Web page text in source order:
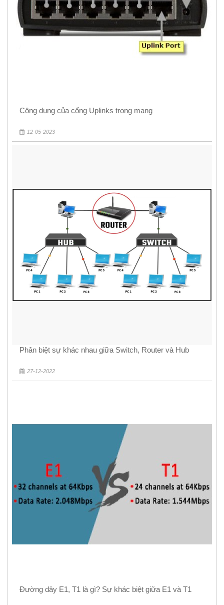
Công dụng của cổng Uplinks trong mạng
12-05-2023
Phân biệt sự khác nhau giữa Switch, Router và Hub
27-12-2022
Đường dây E1, T1 là gì? Sự khác biệt giữa E1 và T1